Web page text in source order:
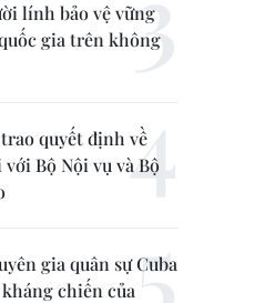
lính bảo vệ vững
gia trên không
quyết định về
Bộ Nội vụ và Bộ
gia quân sự Cuba
chiến của